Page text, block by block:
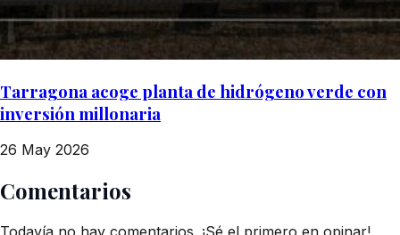
Tarragona acoge planta de hidrógeno verde con
inversión millonaria
26 May 2026
Comentarios